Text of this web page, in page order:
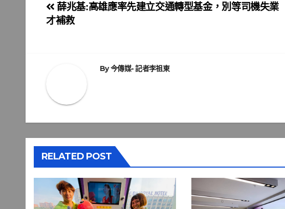
文
章
薛兆基:高雄應率先建立交通轉型基金，別等司機失業
才補救
By今傳媒- 記者李祖東
RELATED POST